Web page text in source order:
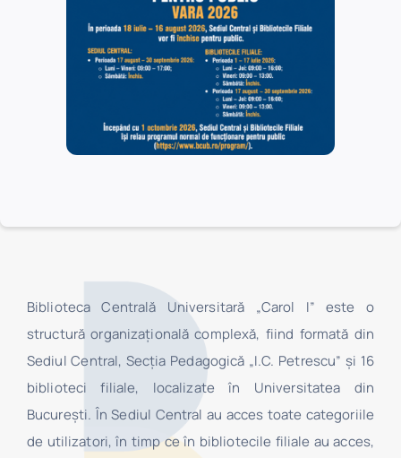
CONTACT
Biblioteca Centrală Universitară „Carol I” este o
structură organizaţională complexă, fiind formată din
Sediul Central, Secţia Pedagogică „I.C. Petrescu” şi 16
biblioteci filiale, localizate în Universitatea din
Bucureşti. În Sediul Central au acces toate categoriile
de utilizatori, în timp ce în bibliotecile filiale au acces,